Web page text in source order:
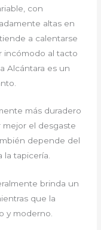
con
altas en
a calentarse
incómodo al tacto
Alcántara es un
más duradero
mejor el desgaste
depende del
la tapicería.
brinda un
que la
y moderno.